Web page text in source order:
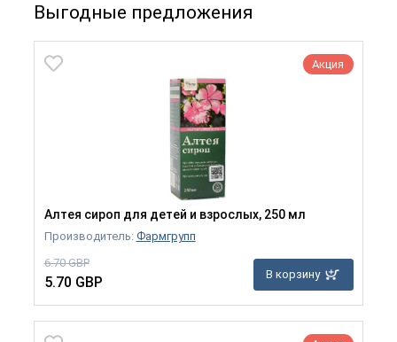
Выгодные предложения
Акция
Алтея сироп для детей и взрослых, 250 мл
Производитель: Фармгрупп
6.70 GBP
5.70 GBP В корзину